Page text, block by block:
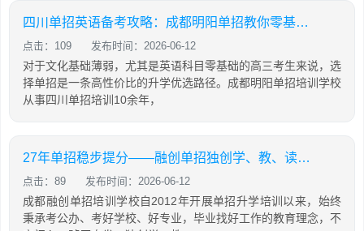
四川单招英语备考攻略：成都明阳单招教你零基础也能有效提分
点击：109 发布时间：2026-06-12
对于文化基础薄弱，尤其是英语科目零基础的高三考生来说，选
择单招是一条高性价比的升学优选路径。成都明阳单招培训学校
从事四川单招培训10余年，
27年单招稳步提分——融创单招独创学、教、读、背、练、考六位一体教学模式
点击：89 发布时间：2026-06-12
成都融创单招培训学校自2012年开展单招升学培训以来，始终
秉承考公办、考好学校、好专业，毕业找好工作的教育理念，不